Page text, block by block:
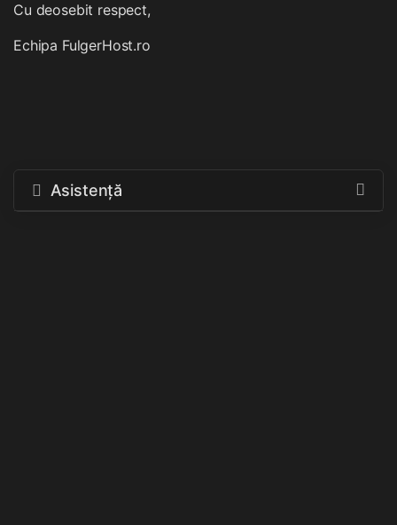
Cu deosebit respect,
Echipa FulgerHost.ro
Asistență